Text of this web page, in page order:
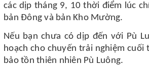
các dịp tháng 9, 10 thời điểm lúc
bản Đông và bản Kho Mường.
Nếu bạn chưa có dịp đến với Pù
hoạch cho chuyến trải nghiệm cuối
bảo tồn thiên nhiên Pù Luông.